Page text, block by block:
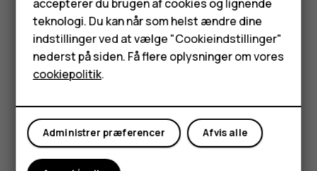
Tilbehør
HMD Terra M
Tablets
Min konto
Vælg de data, der skal gendannes på din nye
telefon. Synkroniseringen starter automatisk, når
telefonen har forbindelse til internettet.
Synes du, dette var nyttigt?
accepterer du brugen af cookies og lignende
teknologi. Du kan når som helst ændre dine
indstillinger ved at vælge "Cookieindstillinger"
nederst på siden. Få flere oplysninger om vores
cookiepolitik.
Afvis alle
Administrer præferencer